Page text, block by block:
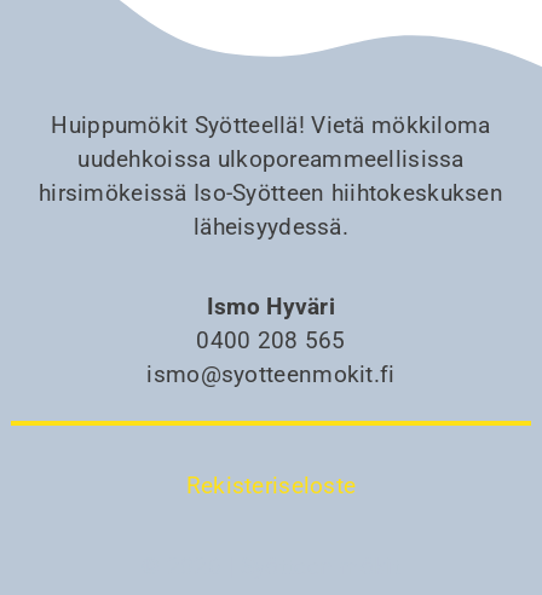
Huippumökit Syötteellä! Vietä mökkiloma
uudehkoissa ulkoporeammeellisissa
hirsimökeissä Iso-Syötteen hiihtokeskuksen
läheisyydessä.
Ismo Hyväri
0400 208 565
ismo@syotteenmokit.fi
Rekisteriseloste